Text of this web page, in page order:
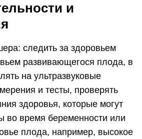
и
следить за здоровьем
развивающегося плода, в
на ультразвуковые
и тесты, проверять
здоровья, которые могут
во время беременности или
плода, например, высокое